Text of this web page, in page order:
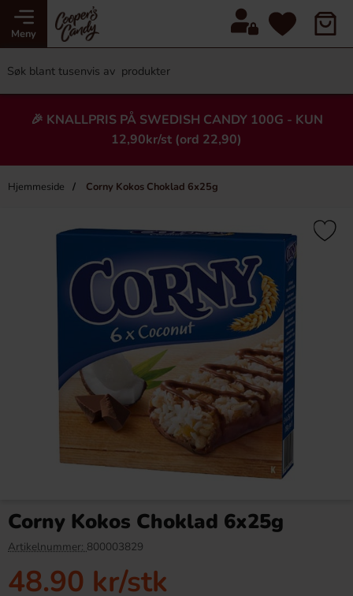
Meny
🎉 KNALLPRIS PÅ SWEDISH CANDY 100G - KUN
12,90kr/st (ord 22,90)
Hjemmeside Corny Kokos Choklad 6x25g
Heading
×
Köp
9.90 kr
Corny Kokos Choklad 6x25g
Artikelnummer: 800003829
48.90 kr/stk